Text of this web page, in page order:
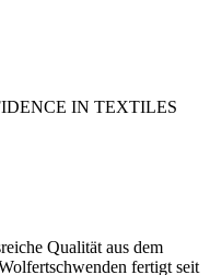
IN TEXTILES
Qualität aus dem
fertigt seit